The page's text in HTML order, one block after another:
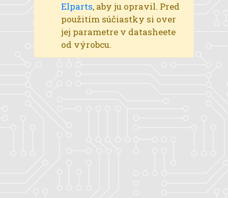
Elparts, aby ju opravil. Pred
použitím súčiastky si over
jej parametre v datasheete
od výrobcu.